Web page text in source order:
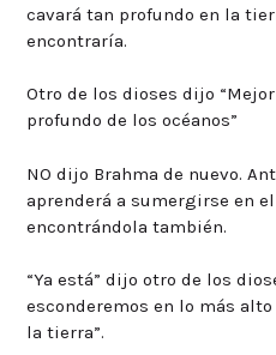
cavará tan profundo en la
encontraría.
Otro de los dioses dijo
profundo de los océanos”
NO dijo Brahma de nuevo.
aprenderá a sumergirse en
encontrándola también.
“Ya está” dijo otro de los
esconderemos en lo más
la tierra”.